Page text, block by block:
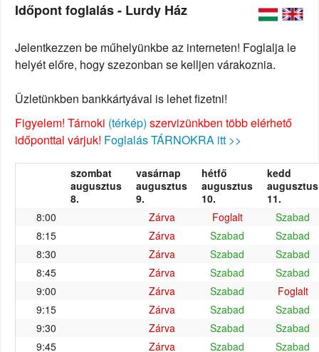
Időpont foglalás - Lurdy Ház
Jelentkezzen be műhelyünkbe az interneten! Foglalja le
helyét előre, hogy szezonban se kelljen várakoznia.
Üzletünkben bankkártyával is lehet fizetni!
Figyelem! Tárnoki (térkép) szervizünkben több elérhető
időponttal várjuk! Foglalás TÁRNOKRA itt >>
szombat
augusztus
8.
vasárnap
augusztus
9.
hétfő
augusztus
10.
kedd
augusztus
11.
8:00
Zárva Foglalt
Szabad
8:15
Zárva Szabad
Szabad
8:30
Zárva Szabad
Szabad
8:45
Zárva Szabad
Szabad
9:00
Zárva Szabad
Foglalt
9:15
Zárva Szabad
Szabad
9:30
Zárva Szabad
Szabad
9:45
Zárva Szabad
Szabad